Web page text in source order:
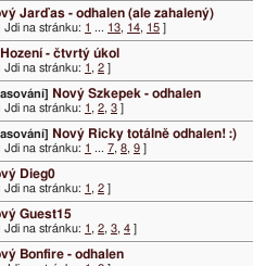
Jarďas - odhalen (ale zahalený)
Jdi na stránku: 1 ... 13, 14, 15 ]
- čtvrtý úkol
Jdi na stránku: 1 , 2 ]
Nový Szkepek - odhalen
Jdi na stránku: 1 , 2, 3 ]
Nový Ricky totálně odhalen! :)
Jdi na stránku: 1 ... 7, 8, 9 ]
Dieg0
Jdi na stránku: 1 , 2 ]
Guest15
Jdi na stránku: 1 , 2, 3, 4 ]
Bonfire - odhalen